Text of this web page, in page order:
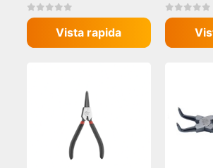
0out of 5
Vista rapida
0out of